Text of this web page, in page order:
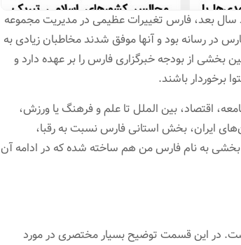
شد. طی چند سال بعد، فارس تغییرات عظیمی در مدیریت مجموعه
شد. دهه ۸۰ شمسی، نقطه قوت فارس در رسانه بود و آنها موفق شدند مخاطبان زیادی به
از بودجه خبرگزاری فارس را بر عهده دارد و
برخوردار باشند.
اقتصاد، بین الملل تا علم و فرهنگ یا ورزش،
ایران، بخش استانی فارس نسبت به رقبا،
به نام فارس من هم ساخته شده که در ادامه آن
در این قسمت توضیح بسیار مختصری در مورد